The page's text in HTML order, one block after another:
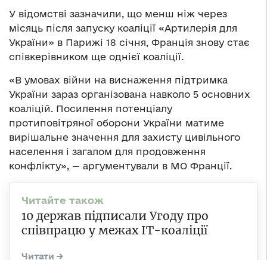
У відомстві зазначили, що менш ніж через
місяць після запуску коаліції «Артилерія для
України» в Парижі 18 січня, Франція знову стає
співкерівником ще однієї коаліції.
«В умовах війни на виснаження підтримка
України зараз організована навколо 5 основних
коаліцій. Посилення потенціалу
протиповітряної оборони України матиме
вирішальне значення для захисту цивільного
населення і загалом для продовження
конфлікту», — аргументували в МО Франції.
10 держав підписали Угоду про
співпрацю у межах ІТ-коаліції